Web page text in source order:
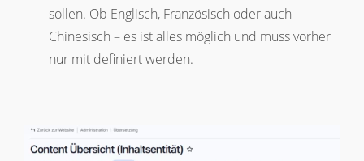
sollen. Ob Englisch, Französisch oder auch
Chinesisch – es ist alles möglich und muss vorher
nur mit definiert werden.